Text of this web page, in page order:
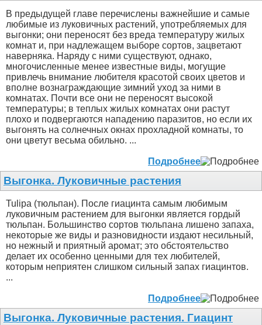
В предыдущей главе перечислены важнейшие и самые
любимые из луковичных растений, употребляемых для
выгонки; они переносят без вреда температуру жилых
комнат и, при надлежащем выборе сортов, зацветают
наверняка. Наряду с ними существуют, однако,
многочисленные менее известные виды, могущие
привлечь внимание любителя красотой своих цветов и
вполне вознаграждающие зимний уход за ними в
комнатах. Почти все они не переносят высокой
температуры; в теплых жилых комнатах они растут
плохо и подвергаются нападению паразитов, но если их
выгонять на солнечных окнах прохладной комнаты, то
они цветут весьма обильно. ...
Подробнее
Выгонка. Луковичные растения
Tulipa (тюльпан). После гиацинта самым любимым
луковичным растением для выгонки является гордый
тюльпан. Большинство сортов тюльпана лишено запаха,
некоторые же виды и разновидности издают несильный,
но нежный и приятный аромат; это обстоятельство
делает их особенно ценными для тех любителей,
которым неприятен слишком сильный запах гиацинтов.
...
Подробнее
Выгонка. Луковичные растения. Гиацинт